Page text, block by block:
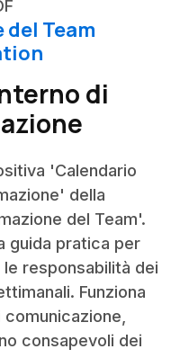
Team
di
'Calendario
della
del Team'.
guida pratica per
responsabilità dei
Funziona
consapevoli dei